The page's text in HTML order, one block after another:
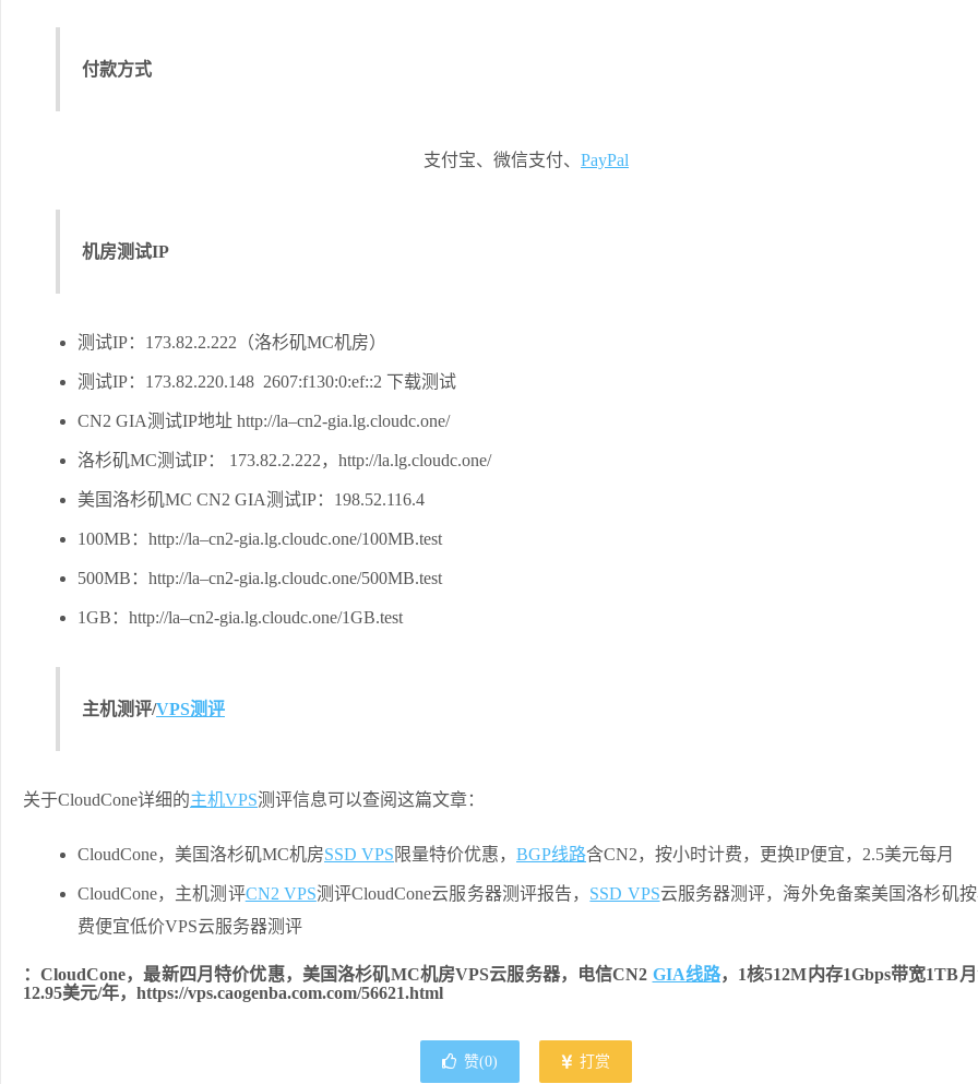
付款方式
支付宝、微信支付、 PayPal
机房测试IP
测试IP：173.82.2.222（洛杉矶MC机房）
测试IP：173.82.220.148 2607:f130:0:ef::2 下载测试
CN2 GIA测试IP地址 http://la–cn2-gia.lg.cloudc.one/
洛杉矶MC测试IP： 173.82.2.222，http://la.lg.cloudc.one/
美国洛杉矶MC CN2 GIA测试IP：198.52.116.4
100MB：http://la–cn2-gia.lg.cloudc.one/100MB.test
500MB：http://la–cn2-gia.lg.cloudc.one/500MB.test
1GB：http://la–cn2-gia.lg.cloudc.one/1GB.test
主机测评/VPS测评
关于CloudCone详细的主机VPS测评信息可以查阅这篇文章：
CloudCone，美国洛杉矶MC机房SSD VPS 限量特价优惠， BGP线路含CN2，按小时计费，更换IP便宜，2.5美元每月
CloudCone，主机测评CN2 VPS测评CloudCone云服务器测评报告， SSD VPS云服务器测评，海外免备案美国洛杉矶
费便宜低价VPS云服务器测评
：CloudCone，最新四月特价优惠，美国洛杉矶MC机房VPS云服务器，电信CN2 GIA线路，1核512M内存1Gbps带宽1TB
12.95美元/年，https://vps.caogenba.com.com/56621.html
赞(0) 打赏